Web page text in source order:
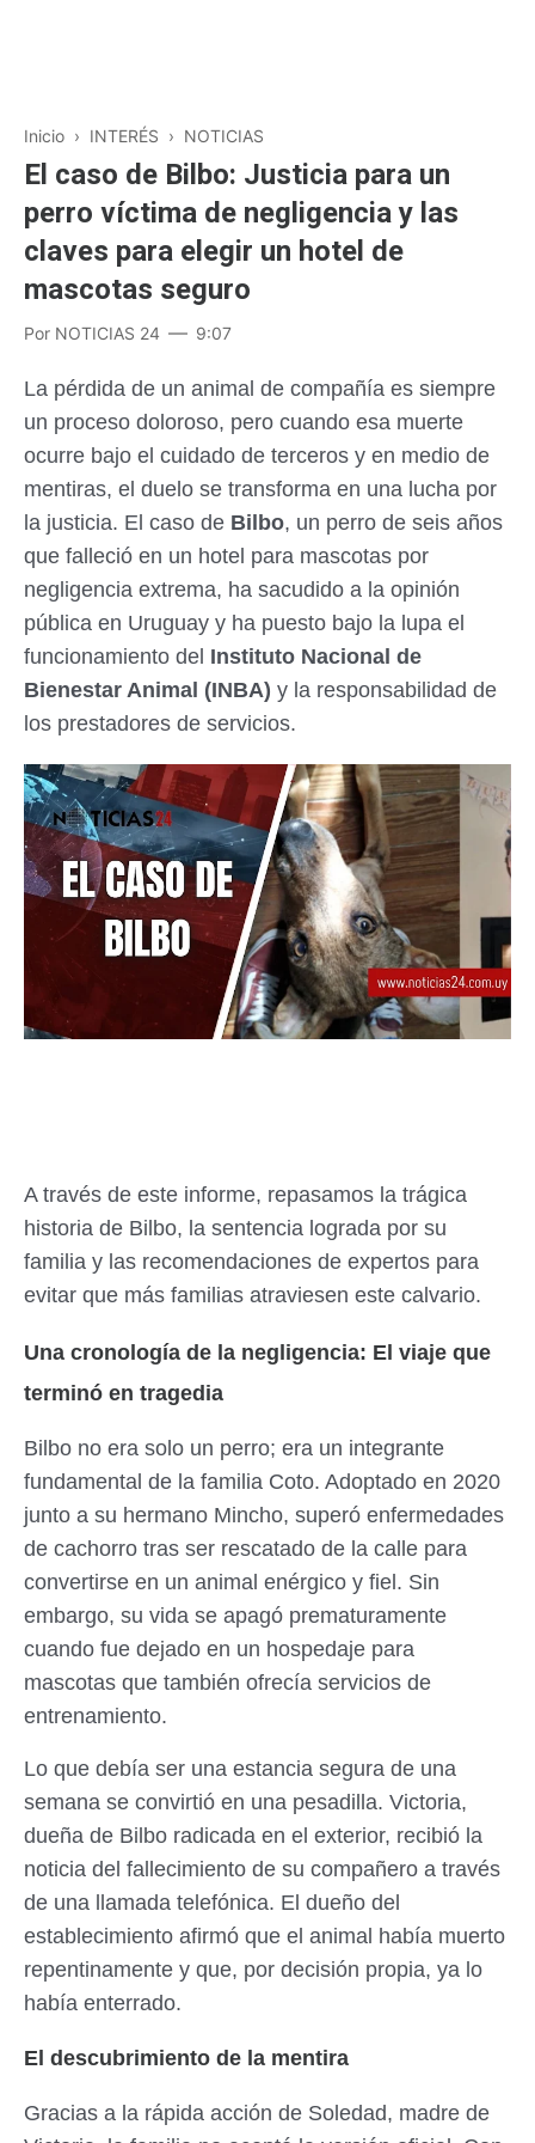
Inicio › INTERÉS › NOTICIAS
El caso de Bilbo: Justicia para un
perro víctima de negligencia y las
claves para elegir un hotel de
mascotas seguro
Por NOTICIAS 24 9:07
La pérdida de un animal de compañía es siempre
un proceso doloroso, pero cuando esa muerte
ocurre bajo el cuidado de terceros y en medio de
mentiras, el duelo se transforma en una lucha por
la justicia. El caso de Bilbo, un perro de seis años
que falleció en un hotel para mascotas por
negligencia extrema, ha sacudido a la opinión
pública en Uruguay y ha puesto bajo la lupa el
funcionamiento del Instituto Nacional de
Bienestar Animal (INBA) y la responsabilidad de
los prestadores de servicios.
A través de este informe, repasamos la trágica
historia de Bilbo, la sentencia lograda por su
familia y las recomendaciones de expertos para
evitar que más familias atraviesen este calvario.
Una cronología de la negligencia: El viaje que
terminó en tragedia
Bilbo no era solo un perro; era un integrante
fundamental de la familia Coto. Adoptado en 2020
junto a su hermano Mincho, superó enfermedades
de cachorro tras ser rescatado de la calle para
convertirse en un animal enérgico y fiel. Sin
embargo, su vida se apagó prematuramente
cuando fue dejado en un hospedaje para
mascotas que también ofrecía servicios de
entrenamiento.
Lo que debía ser una estancia segura de una
semana se convirtió en una pesadilla. Victoria,
dueña de Bilbo radicada en el exterior, recibió la
noticia del fallecimiento de su compañero a través
de una llamada telefónica. El dueño del
establecimiento afirmó que el animal había muerto
repentinamente y que, por decisión propia, ya lo
había enterrado.
El descubrimiento de la mentira
Gracias a la rápida acción de Soledad, madre de